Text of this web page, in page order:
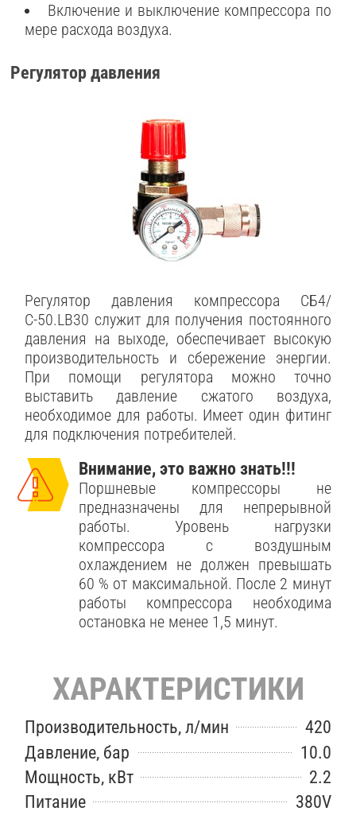
Включение и выключение компрессора по
мере расхода воздуха.
Регулятор давления
Регулятор давления компрессора СБ4/
С-50.LB30 служит для получения постоянного
давления на выходе, обеспечивает высокую
производительность и сбережение энергии.
При помощи регулятора можно точно
выставить давление сжатого воздуха,
необходимое для работы. Имеет один фитинг
для подключения потребителей.
Внимание, это важно знать!!!
Поршневые компрессоры не
предназначены для непрерывной
работы. Уровень нагрузки
компрессора с воздушным
охлаждением не должен превышать
60 % от максимальной. После 2 минут
работы компрессора необходима
остановка не менее 1,5 минут.
ХАРАКТЕРИСТИКИ
Производительность, л/мин
420
Давление, бар
10.0
Мощность, кВт
2.2
Питание
380V